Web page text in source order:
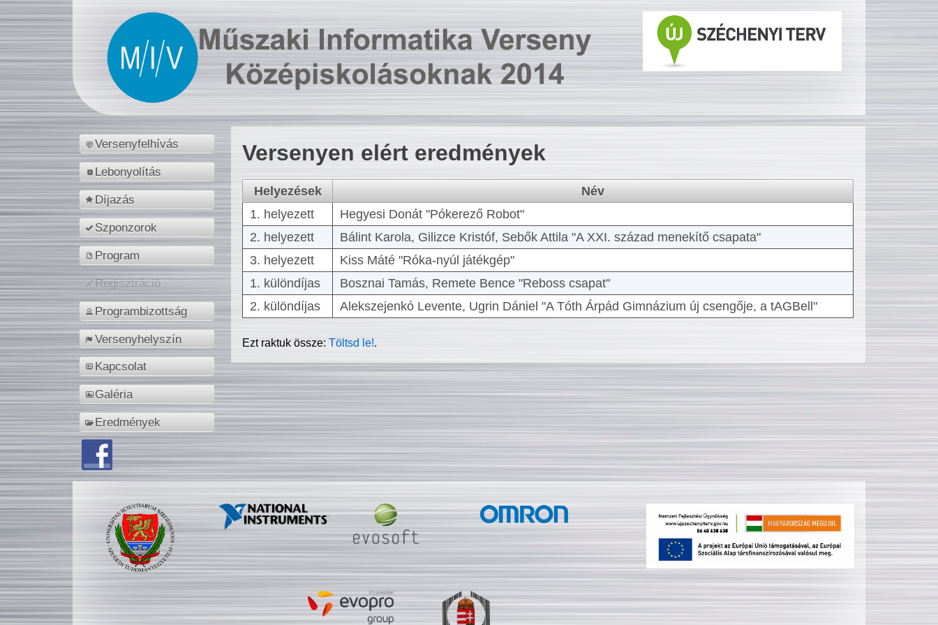
Versenyfelhívás
Lebonyolítás
Díjazás
Szponzorok
Program
Regisztráció
Programbizottság
Versenyhelyszín
Kapcsolat
Galéria
Eredmények
Versenyen elért eredmények
Helyezések
Név
1. helyezett
Hegyesi Donát "Pókerező Robot"
2. helyezett
Bálint Karola, Gilizce Kristóf, Sebők Attila "A XXI. század menekítő csapata"
3. helyezett
Kiss Máté "Róka-nyúl játékgép"
1. különdíjas
Bosznai Tamás, Remete Bence "Reboss csapat"
2. különdíjas
Alekszejenkó Levente, Ugrin Dániel "A Tóth Árpád Gimnázium új csengője, a tAGBell"
Ezt raktuk össze:Töltsd le!.